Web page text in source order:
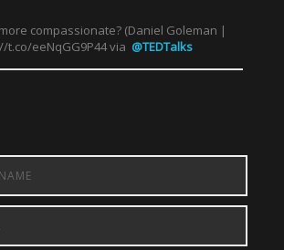
compassionate? (Daniel Goleman |
t.co/eeNqGG9P44 via @TEDTalks